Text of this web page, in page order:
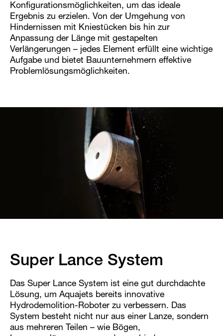
Konfigurationsmöglichkeiten, um das ideale
Ergebnis zu erzielen. Von der Umgehung von
Hindernissen mit Kniestücken bis hin zur
Anpassung der Länge mit gestapelten
Verlängerungen – jedes Element erfüllt eine wichtige
Aufgabe und bietet Bauunternehmern effektive
Problemlösungsmöglichkeiten.
Super Lance System
Das Super Lance System ist eine gut durchdachte
Lösung, um Aquajets bereits innovative
Hydrodemolition-Roboter zu verbessern. Das
System besteht nicht nur aus einer Lanze, sondern
aus mehreren Teilen – wie Bögen,